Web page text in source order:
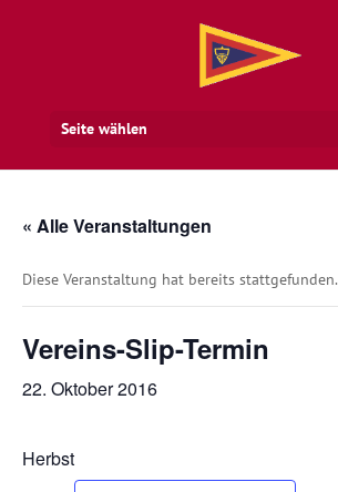
Seite wählen
« Alle Veranstaltungen
Diese Veranstaltung hat bereits stattgefunden.
Vereins-Slip-Termin
22. Oktober 2016
Herbst